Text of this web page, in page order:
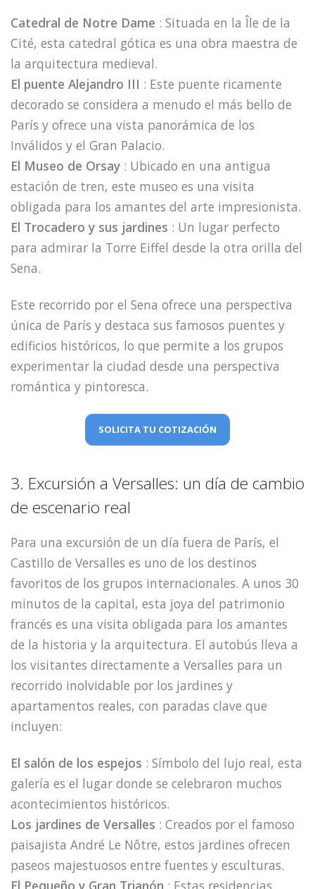
Catedral de Notre Dame : Situada en la Île de la
Cité, esta catedral gótica es una obra maestra de
la arquitectura medieval.
El puente Alejandro III : Este puente ricamente
decorado se considera a menudo el más bello de
París y ofrece una vista panorámica de los
Inválidos y el Gran Palacio.
El Museo de Orsay : Ubicado en una antigua
estación de tren, este museo es una visita
obligada para los amantes del arte impresionista.
El Trocadero y sus jardines : Un lugar perfecto
para admirar la Torre Eiffel desde la otra orilla del
Sena.
Este recorrido por el Sena ofrece una perspectiva
única de París y destaca sus famosos puentes y
edificios históricos, lo que permite a los grupos
experimentar la ciudad desde una perspectiva
romántica y pintoresca.
SOLICITA TU COTIZACIÓN
3. Excursión a Versalles: un día de cambio
de escenario real
Para una excursión de un día fuera de París, el
Castillo de Versalles es uno de los destinos
favoritos de los grupos internacionales. A unos 30
minutos de la capital, esta joya del patrimonio
francés es una visita obligada para los amantes
de la historia y la arquitectura. El autobús lleva a
los visitantes directamente a Versalles para un
recorrido inolvidable por los jardines y
apartamentos reales, con paradas clave que
incluyen:
El salón de los espejos : Símbolo del lujo real, esta
galería es el lugar donde se celebraron muchos
acontecimientos históricos.
Los jardines de Versalles : Creados por el famoso
paisajista André Le Nôtre, estos jardines ofrecen
paseos majestuosos entre fuentes y esculturas.